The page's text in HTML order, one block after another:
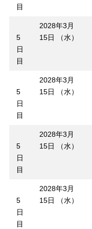
目
5
日
目
2028年3月
15日 （水）
5
日
目
2028年3月
15日 （水）
5
日
目
2028年3月
15日 （水）
5
日
目
2028年3月
15日 （水）